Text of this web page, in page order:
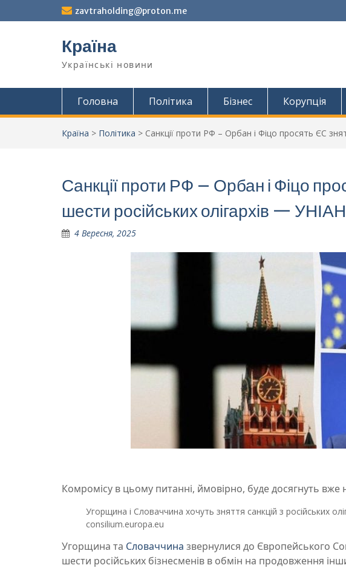
до
zavtraholding@proton.me
Країна
Українські новини
Головна Політика Бізнес Корупція
Країна > Політика > Санкції проти РФ – Орбан і Фіцо просять ЄС
Санкції проти РФ – Орбан і Фіцо
шести російських олігархів — УНІАН
4 Вересня, 2025
Комромісу в цьому питанні, ймовірно, буде досягнуть вже
Угорщина і Словаччина хочуть зняття санкцій з російських
consilium.europa.eu
Угорщина та Словаччина звернулися до Європейського
шести російських бізнесменів в обмін на продовження